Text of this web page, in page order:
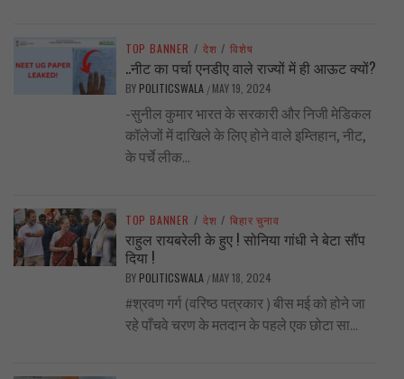
TOP BANNER / देश / विशेष
..नीट का पर्चा एनडीए वाले राज्यों में ही आऊट क्यों?
BY POLITICSWALA / MAY 19, 2024
-सुनील कुमार भारत के सरकारी और निजी मेडिकल
कॉलेजों में दाखिले के लिए होने वाले इम्तिहान, नीट,
के पर्चे लीक...
TOP BANNER / देश / बिहार चुनाव
राहुल रायबरेली के हुए ! सोनिया गांधी ने बेटा सौंप
दिया !
BY POLITICSWALA / MAY 18, 2024
#श्रवण गर्ग (वरिष्ठ पत्रकार ) बीस मई को होने जा
रहे पाँचवे चरण के मतदान के पहले एक छोटा सा...